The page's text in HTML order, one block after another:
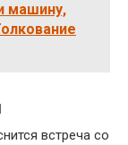
машину,
встреча со